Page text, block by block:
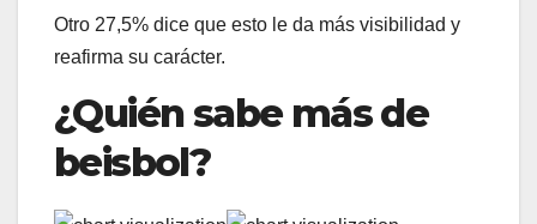
Otro 27,5% dice que esto le da más visibilidad y
reafirma su carácter.
¿Quién sabe más de
beisbol?